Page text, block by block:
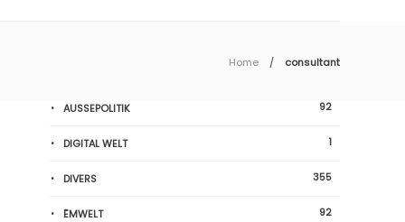
Home consultant
AUSSEPOLITIK 92
DIGITAL WELT 1
DIVERS 355
ËMWELT 92